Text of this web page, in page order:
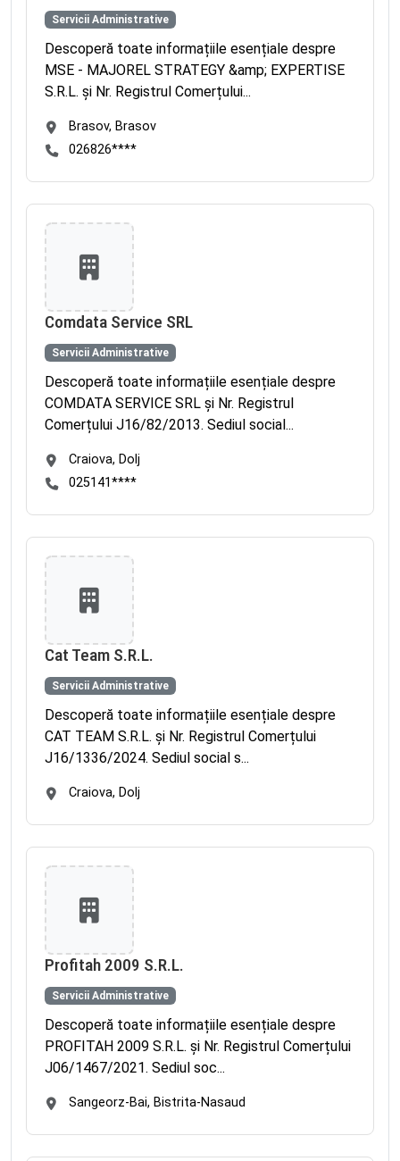
Servicii Administrative
Descoperă toate informațiile esențiale despre
MSE - MAJOREL STRATEGY &amp; EXPERTISE
S.R.L. și Nr. Registrul Comerțului...
Brasov, Brasov
026826****
Comdata Service SRL
Servicii Administrative
Descoperă toate informațiile esențiale despre
COMDATA SERVICE SRL și Nr. Registrul
Comerțului J16/82/2013. Sediul social...
Craiova, Dolj
025141****
Cat Team S.R.L.
Servicii Administrative
Descoperă toate informațiile esențiale despre
CAT TEAM S.R.L. și Nr. Registrul Comerțului
J16/1336/2024. Sediul social s...
Craiova, Dolj
Profitah 2009 S.R.L.
Servicii Administrative
Descoperă toate informațiile esențiale despre
PROFITAH 2009 S.R.L. și Nr. Registrul Comerțului
J06/1467/2021. Sediul soc...
Sangeorz-Bai, Bistrita-Nasaud